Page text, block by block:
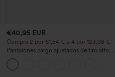
€40,95 EUR
Compra 2 por 61,54 € o 4 por 123,08 €.
Pantalones cargo ajustados de tiro alto
con múltiples bolsillos y cremallera con
botones